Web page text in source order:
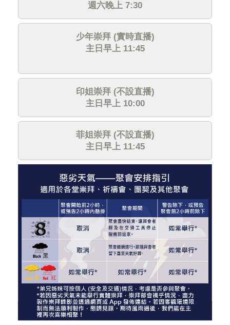
週六晚上 7:30
少年崇拜 (實時直播)
主日早上 11:45
印姐崇拜 (不設直播)
主日早上 10:00
菲姐崇拜 (不設直播)
主日早上 11:45